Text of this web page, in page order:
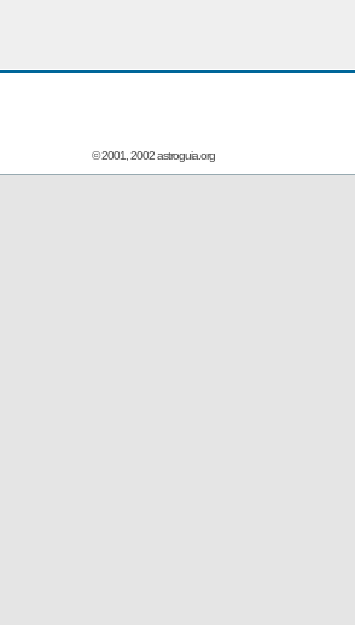
© 2001, 2002 astroguia.org